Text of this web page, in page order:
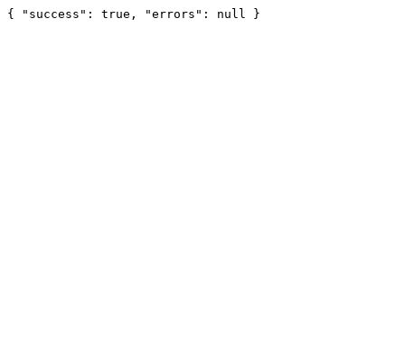
{ "success": true, "errors": null }